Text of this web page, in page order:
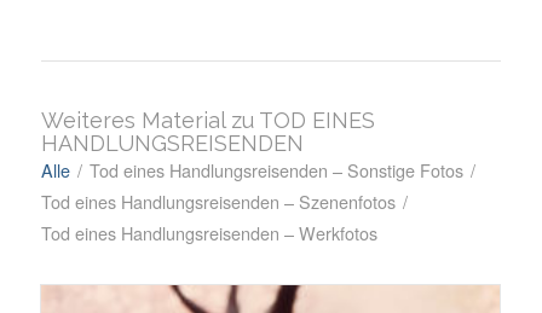
Weiteres Material zu TOD EINES
HANDLUNGSREISENDEN
Alle / Tod eines Handlungsreisenden – Sonstige Fotos /
Tod eines Handlungsreisenden – Szenenfotos /
Tod eines Handlungsreisenden – Werkfotos